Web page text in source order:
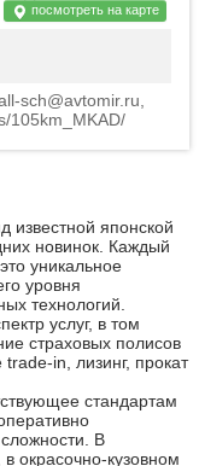
посмотреть на карте
sch@avtomir.ru,
105km_MKAD/
известной японской
новинок. Каждый
уникальное
уровня
технологий.
услуг, в том
страховых полисов
in, лизинг, прокат
стандартам
В
окрасочно-кузовном